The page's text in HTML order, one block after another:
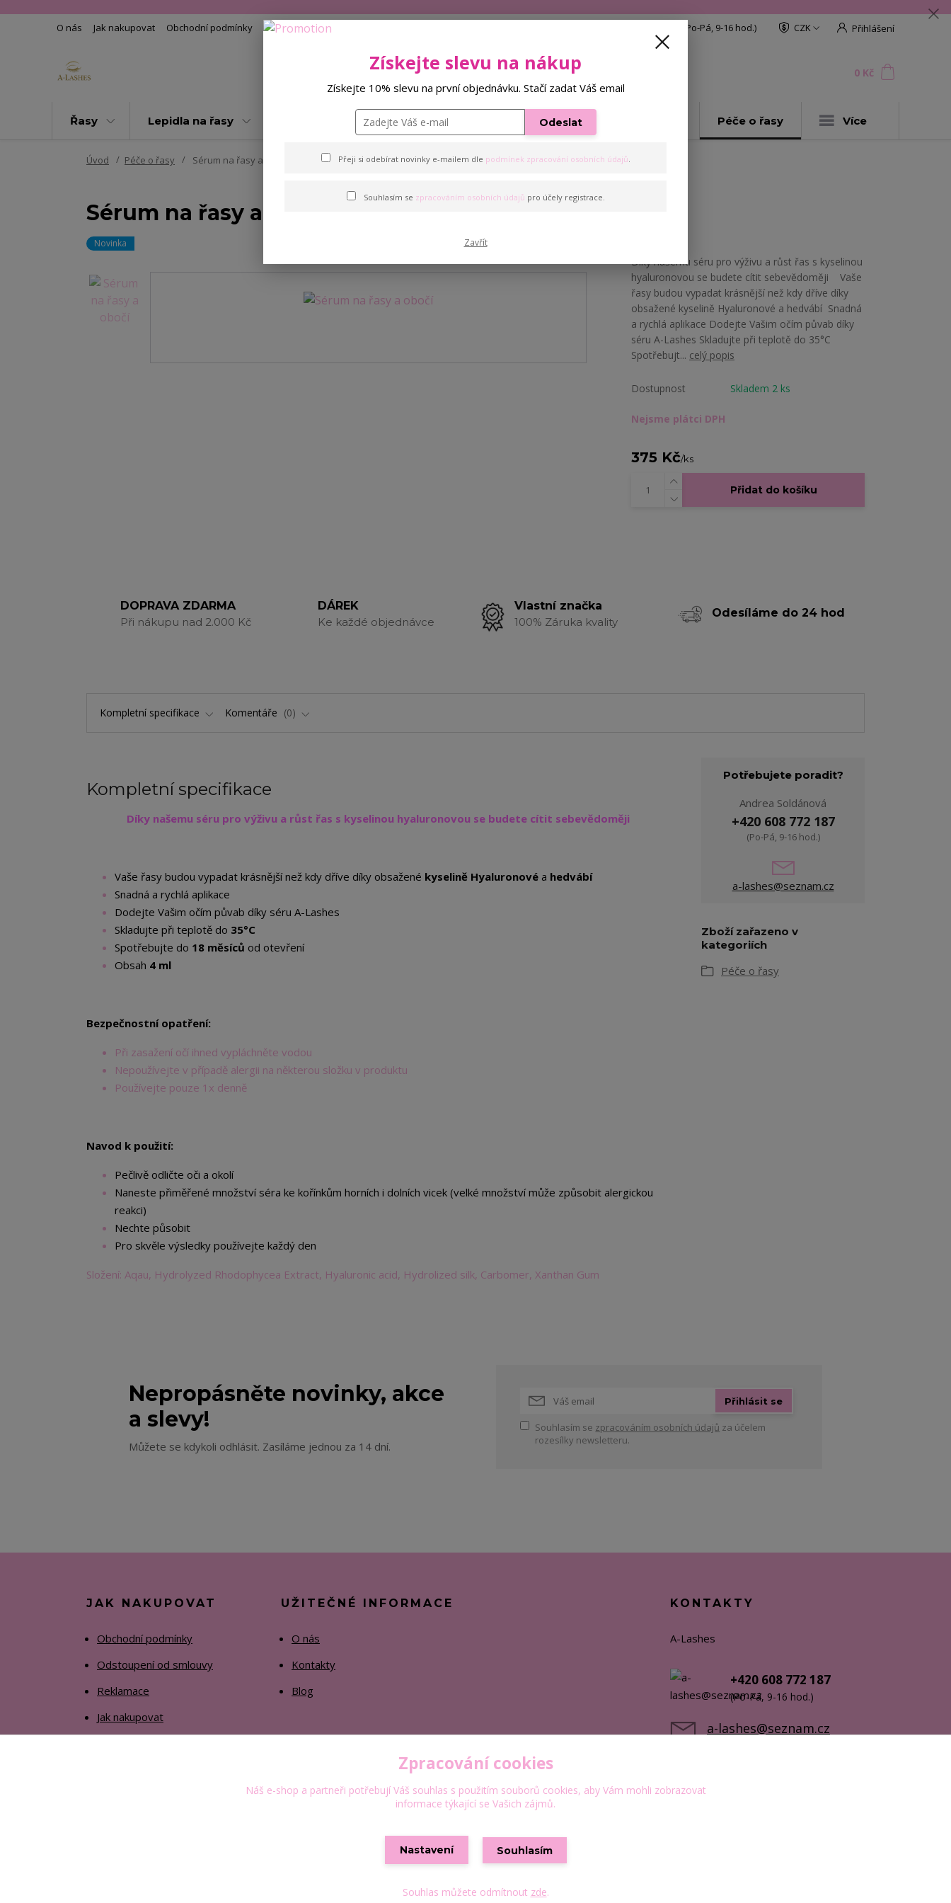
O nás Jak nakupovat Obchodní podmínky Kontakty Ochrana soukromí CZK Přihlášení
(Po-Pá, 9-16 hod.)
0 Kč
Řasy Lepidla na řasy Pomocné tekutiny Pomůcky k prodlužování řas Péče o řasy Více
Úvod Péče o řasy Sérum na řasy a obočí
Sérum na řasy a obočí
Novinka
Díky našemu séru pro výživu a růst řas s kyselinou
hyaluronovou se budete cítit sebevědoměji Vaše
řasy budou vypadat krásnější než kdy dříve díky
obsažené kyselině Hyaluronové a hedvábí Snadná
a rychlá aplikace Dodejte Vašim očím půvab díky
séru A-Lashes Skladujte při teplotě do 35°C
Spotřebujt... celý popis
Dostupnost Skladem 2 ks
Nejsme plátci DPH
375 Kč/ks
Přidat do košíku
DOPRAVA ZDARMA
Při nákupu nad 2.000 Kč
DÁREK
Ke každé objednávce
Vlastní značka
100% Záruka kvality
Odesíláme do 24 hod
Kompletní specifikace Komentáře 0
Kompletní specifikace
Díky našemu séru pro výživu a růst řas s kyselinou hyaluronovou se budete cítit sebevědoměji
Vaše řasy budou vypadat krásnější než kdy dříve díky obsažené kyselině Hyaluronové a hedvábí
Snadná a rychlá aplikace
Dodejte Vašim očím půvab díky séru A-Lashes
Skladujte při teplotě do 35°C
Spotřebujte do 18 měsíců od otevření
Obsah 4 ml
Bezpečnostní opatření:
Při zasažení očí ihned vypláchněte vodou
Nepoužívejte v případě alergii na některou složku v produktu
Používejte pouze 1x denně
Navod k použití:
Pečlivě odličte oči a okolí
Naneste přiměřené množství séra ke kořínkům horních i dolních vicek (velké množství může způsobit alergickou
reakci)
Nechte působit
Pro skvěle výsledky používejte každý den
Složení: Aqau, Hydrolyzed Rhodophycea Extract, Hyaluronic acid, Hydrolized silk, Carbomer, Xanthan Gum
Potřebujete poradit?
Andrea Soldánová
+420 608 772 187
(Po-Pá, 9-16 hod.)
a-lashes@seznam.cz
Zboží zařazeno v
kategoriích
Péče o řasy
Nepropásněte novinky, akce
a slevy!
Můžete se kdykoli odhlásit. Zasíláme jednou za 14 dní.
Přihlásit se
Souhlasím se zpracováním osobních údajů za účelem
rozesílky newsletteru.
JAK NAKUPOVAT
Obchodní podmínky
Odstoupení od smlouvy
Reklamace
Jak nakupovat
UŽITEČNÉ INFORMACE
O nás
Kontakty
Blog
KONTAKTY
A-Lashes
+420 608 772 187
(Po-Pá, 9-16 hod.)
a-lashes@seznam.cz
Vytvořeno na
Získejte slevu na nákup
Získejte 10% slevu na první objednávku. Stačí zadat Váš email
Odeslat
Přeji si odebírat novinky e-mailem dle podmínek zpracování osobních údajů.
Souhlasím se zpracováním osobních údajů pro účely registrace.
Zavřít
Zpracování cookies
Náš e-shop a partneři potřebují Váš souhlas s použitím souborů cookies, aby Vám mohli zobrazovat
informace týkající se Vašich zájmů.
Nastavení Souhlasím
Souhlas můžete odmítnout zde.